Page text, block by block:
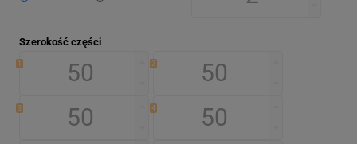
Szerokość części
1 2
3 4